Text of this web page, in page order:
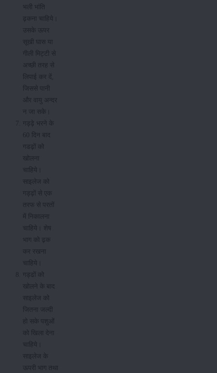
भली भांति
ढ़कना चाहिये।
उसके ऊपर
सूखी घास या
गीली मिट्टी से
अच्छी तरह से
लिपाई कर दें,
जिससे पानी
और वायु अन्दर
न जा सके।
गड्ढ़े भरने के
60 दिन बाद
गडढ़ों को
खोलना
चाहिये।
साइलेज को
गड्ढ़ों से एक
तरफ से परतों
में निकालना
चाहिये। शेष
भाग को ढ़क
कर रखना
चाहिये।
गड्ढों को
खोलने के बाद
साइलेज को
जितना जल्दी
हो सके पशुओं
को खिला देना
चाहिये।
साइलेज के
ऊपरी भाग तथा